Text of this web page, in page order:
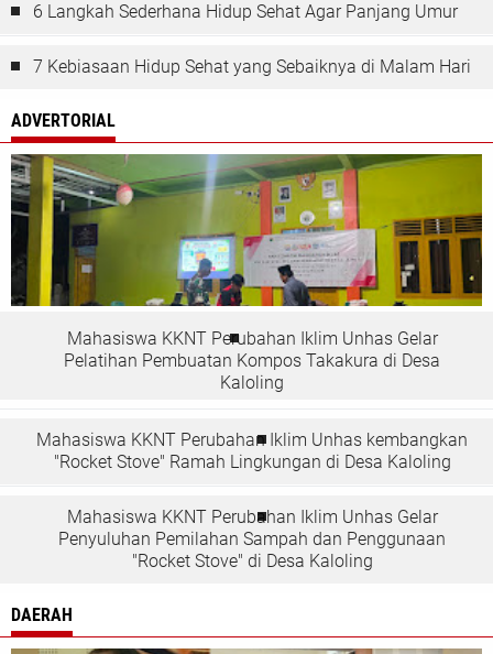
6 Langkah Sederhana Hidup Sehat Agar Panjang Umur
7 Kebiasaan Hidup Sehat yang Sebaiknya di Malam Hari
ADVERTORIAL
Mahasiswa KKNT Perubahan Iklim Unhas Gelar
Pelatihan Pembuatan Kompos Takakura di Desa
Kaloling
Mahasiswa KKNT Perubahan Iklim Unhas kembangkan
"Rocket Stove" Ramah Lingkungan di Desa Kaloling
Mahasiswa KKNT Perubahan Iklim Unhas Gelar
Penyuluhan Pemilahan Sampah dan Penggunaan
"Rocket Stove" di Desa Kaloling
DAERAH